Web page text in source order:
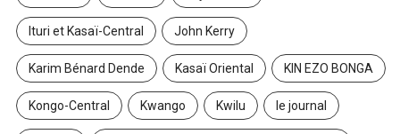
Ituri et Kasaï-Central John Kerry
Karim Bénard Dende Kasaï Oriental KIN EZO BONGA
Kongo-Central Kwango Kwilu le journal